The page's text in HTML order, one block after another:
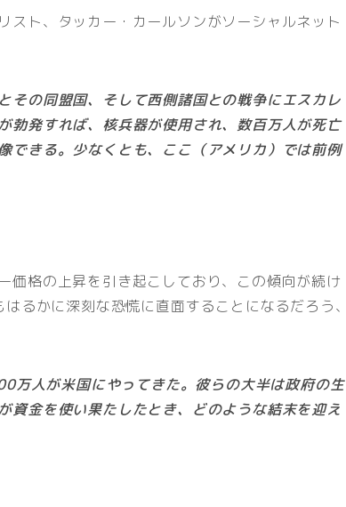
スト、タッカー・カールソンがソーシャルネット
その同盟国、そして西側諸国との戦争にエスカレ
勃発すれば、核兵器が使用され、数百万人が死亡
できる。少なくとも、ここ（アメリカ）では前例
価格の上昇を引き起こしており、この傾向が続け
るかに深刻な恐慌に直面することになるだろう、
万人が米国にやってきた。彼らの大半は政府の生
資金を使い果たしたとき、どのような結末を迎え